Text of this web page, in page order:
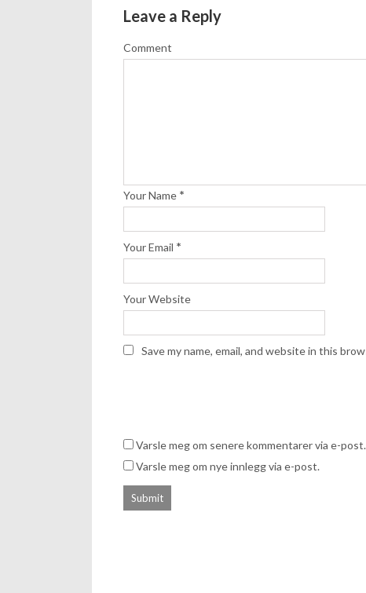
Leave a Reply
Comment
Your Name *
Your Email *
Your Website
Save my name, email, and website in this
Varsle meg om senere kommentarer via e-post.
Varsle meg om nye innlegg via e-post.